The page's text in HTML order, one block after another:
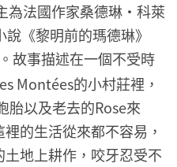
為法國作家桑德琳・科萊
《黎明前的瑪德琳》
故事描述在一個不受時
Montées的小村莊裡，
胎以及老去的Rose來
的生活從來都不容易，
地上耕作，咬牙忍受不